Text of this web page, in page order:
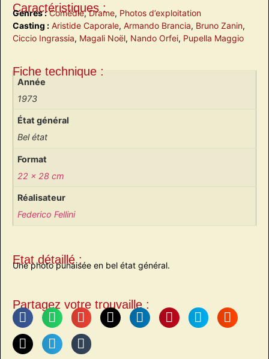
Caractéristiques :
Genres : Comédie,Drame, Photos d’exploitation
Casting : Aristide Caporale, Armando Brancia, Bruno Zanin,
Ciccio Ingrassia, Magali Noël, Nando Orfei, Pupella Maggio
Fiche technique :
Année
1973
État général
Bel état
Format
22 x 28 cm
Réalisateur
Federico Fellini
Etat détaillé :
Une photo punaisée en bel état général.
Partagez votre trouvaille :